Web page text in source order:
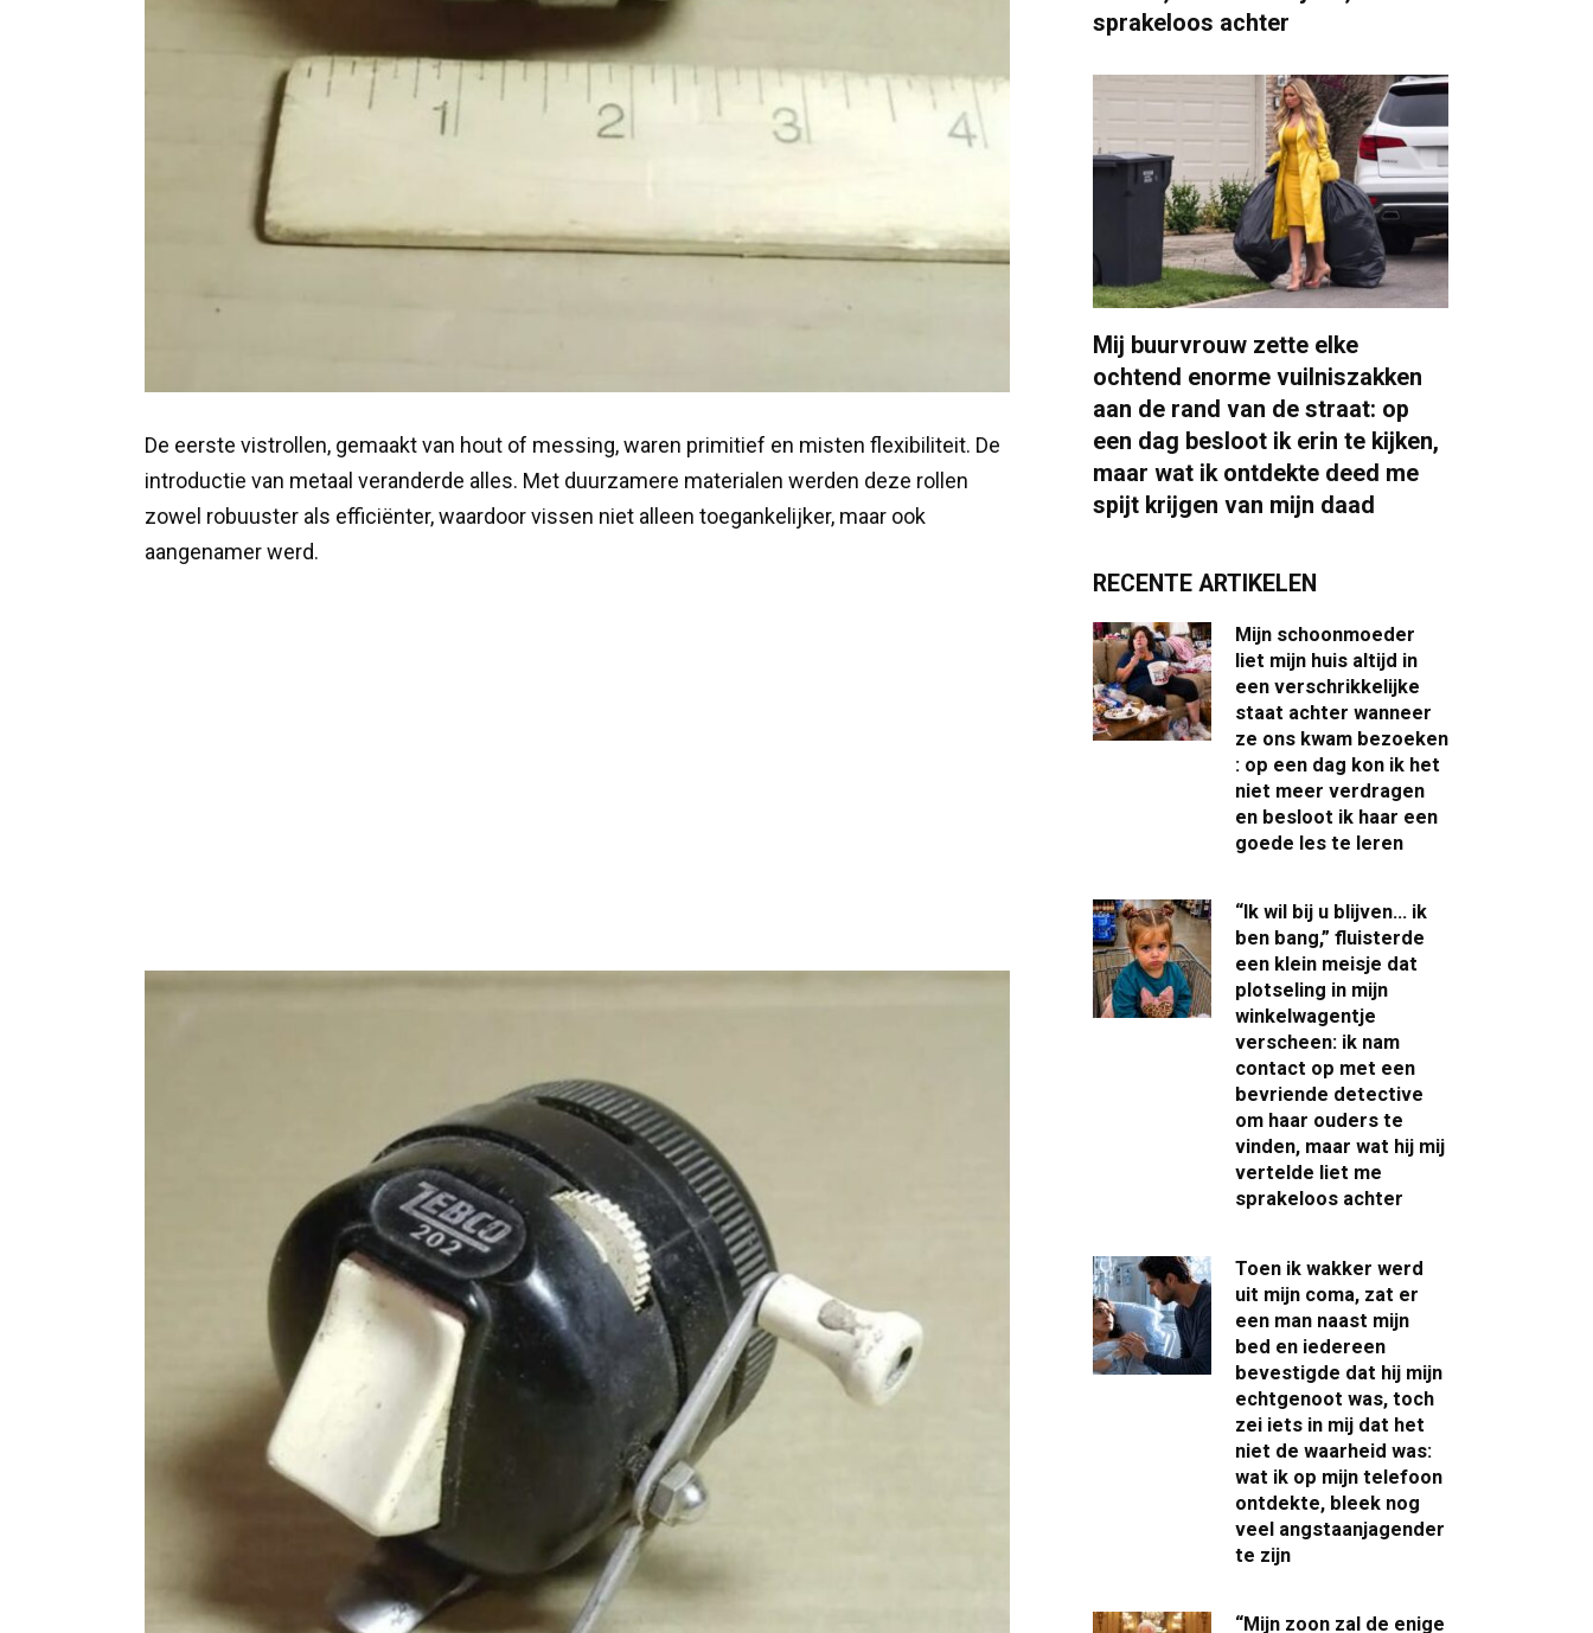
De eerste vistrollen, gemaakt van hout of messing, waren primitief en misten flexibiliteit. De
introductie van metaal veranderde alles. Met duurzamere materialen werden deze rollen
zowel robuuster als efficiënter, waardoor vissen niet alleen toegankelijker, maar ook
aangenamer werd.
sprakeloos achter
Mij buurvrouw zette elke
ochtend enorme vuilniszakken
aan de rand van de straat: op
een dag besloot ik erin te kijken,
maar wat ik ontdekte deed me
spijt krijgen van mijn daad
RECENTE ARTIKELEN
Mijn schoonmoeder
liet mijn huis altijd in
een verschrikkelijke
staat achter wanneer
ze ons kwam bezoeken
: op een dag kon ik het
niet meer verdragen
en besloot ik haar een
goede les te leren
“Ik wil bij u blijven… ik
ben bang,” fluisterde
een klein meisje dat
plotseling in mijn
winkelwagentje
verscheen: ik nam
contact op met een
bevriende detective
om haar ouders te
vinden, maar wat hij mij
vertelde liet me
sprakeloos achter
Toen ik wakker werd
uit mijn coma, zat er
een man naast mijn
bed en iedereen
bevestigde dat hij mijn
echtgenoot was, toch
zei iets in mij dat het
niet de waarheid was:
wat ik op mijn telefoon
ontdekte, bleek nog
veel angstaanjagender
te zijn
“Mijn zoon zal de enige